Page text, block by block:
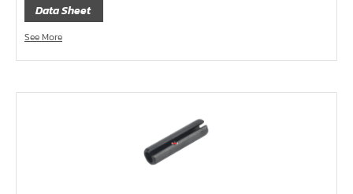
ข้อต่อทองเหลือง,copperลม
เครื่องยิงรีเวทนัท
กระบอกอัดจารบี
Data Sheet
See More